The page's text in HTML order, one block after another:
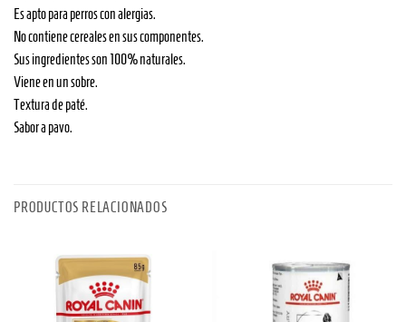
Es apto para perros con alergias.
No contiene cereales en sus componentes.
Sus ingredientes son 100% naturales.
Viene en un sobre.
Textura de paté.
Sabor a pavo.
PRODUCTOS RELACIONADOS